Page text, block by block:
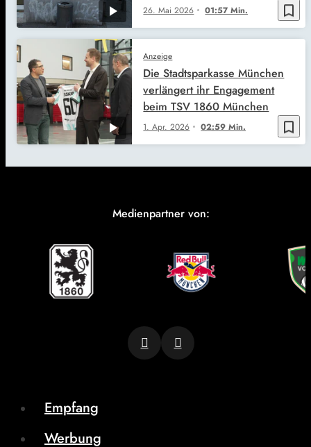
bookmark_border
26. Mai 2026 01:57 Min.
bookmark_border
Anzeige
1. Apr. 2026 02:59 Min.
Die Stadtsparkasse München
verlängert ihr Engagement
beim TSV 1860 München
Medienpartner von:
Empfang
Werbung